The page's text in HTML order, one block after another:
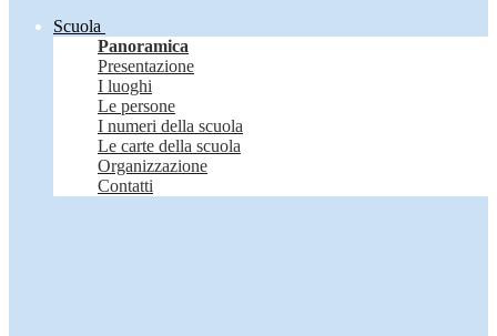
Scuola
Panoramica
Presentazione
I luoghi
Le persone
I numeri della scuola
Le carte della scuola
Organizzazione
Contatti